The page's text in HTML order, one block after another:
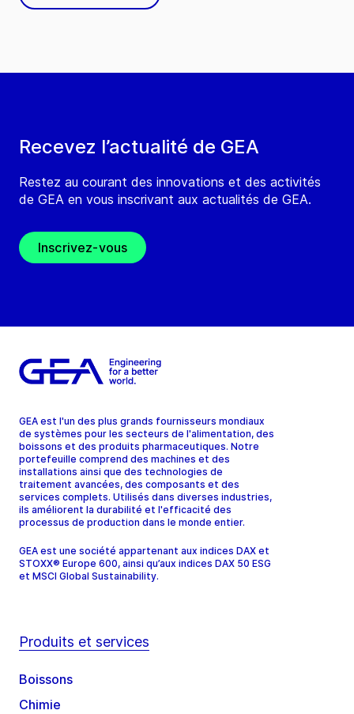
Recevez l’actualité de GEA
Restez au courant des innovations et des activités
de GEA en vous inscrivant aux actualités de GEA.
Inscrivez-vous
GEA est l'un des plus grands fournisseurs mondiaux
de systèmes pour les secteurs de l'alimentation, des
boissons et des produits pharmaceutiques. Notre
portefeuille comprend des machines et des
installations ainsi que des technologies de
traitement avancées, des composants et des
services complets. Utilisés dans diverses industries,
ils améliorent la durabilité et l'efficacité des
processus de production dans le monde entier.
GEA est une société appartenant aux indices DAX et
STOXX® Europe 600, ainsi qu’aux indices DAX 50 ESG
et MSCI Global Sustainability.
Produits et services
Boissons
Chimie